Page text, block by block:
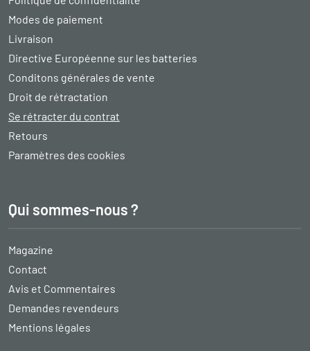
Modes de paiement
Livraison
Directive Européenne sur les batteries
Conditons générales de vente
Droit de rétractation
Se rétracter du contrat
Retours
Paramètres des cookies
Qui sommes-nous ?
Magazine
Contact
Avis et Commentaires
Demandes revendeurs
Mentions légales